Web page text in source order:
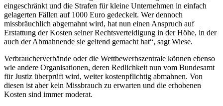
eingeschränkt und die Strafen für kleine Unternehmen in einfach
gelagerten Fällen auf 1000 Euro gedeckelt. Wer dennoch
missbräuchlich abgemahnt wird, hat nun einen Anspruch auf
Erstattung der Kosten seiner Rechtsverteidigung in der Höhe, in der
auch der Abmahnende sie geltend gemacht hat“, sagt Wiese.
Verbraucherverbände oder die Wettbewerbszentrale können ebenso
wie andere Organisationen, deren Redlichkeit nun vom Bundesamt
für Justiz überprüft wird, weiter kostenpflichtig abmahnen. Von
diesen ist aber kein Missbrauch zu erwarten und die erhobenen
Kosten sind immer moderat.